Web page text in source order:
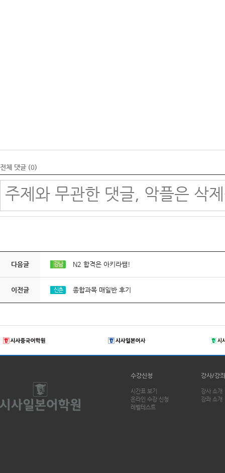
전체 댓글 (0)
다음글 강남 N2 합격은 아키라쌤!
이전글 신촌 종합과목 매일반 후기
수강신청
시간표 보기
온라인 수강 신청
레벨테스트
강사/강좌
강사 소개
강좌 소개